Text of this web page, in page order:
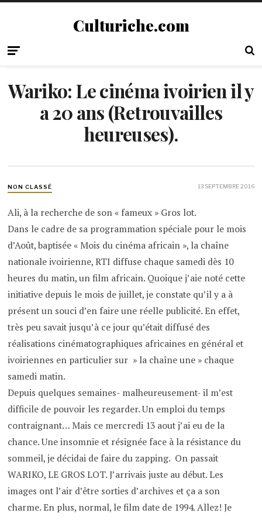
Culturiche.com
Wariko: Le cinéma ivoirien il y
a 20 ans (Retrouvailles
heureuses).
NON CLASSÉ 13 SEPTEMBRE 2016
Ali, à la recherche de son « fameux » Gros lot.
Dans le cadre de sa programmation spéciale pour le mois
d’Août, baptisée « Mois du cinéma africain », la chaîne
nationale ivoirienne, RTI diffuse chaque samedi dès 10
heures du matin, un film africain. Quoique j’aie noté cette
initiative depuis le mois de juillet, je constate qu’il y a à
présent un souci d’en faire une réelle publicité. En effet,
très peu savait jusqu’à ce jour qu’était diffusé des
réalisations cinématographiques africaines en général et
ivoiriennes en particulier sur » la chaîne une » chaque
samedi matin.
Depuis quelques semaines- malheureusement- il m’est
difficile de pouvoir les regarder. Un emploi du temps
contraignant… Mais ce mercredi 13 aout j’ai eu de la
chance. Une insomnie et résignée face à la résistance du
sommeil, je décidai de faire du zapping. On passait
WARIKO, LE GROS LOT. J’arrivais juste au début. Les
images ont l’air d’être sorties d’archives et ça a son
charme. En plus, normal, le film date de 1994. Allez! Je